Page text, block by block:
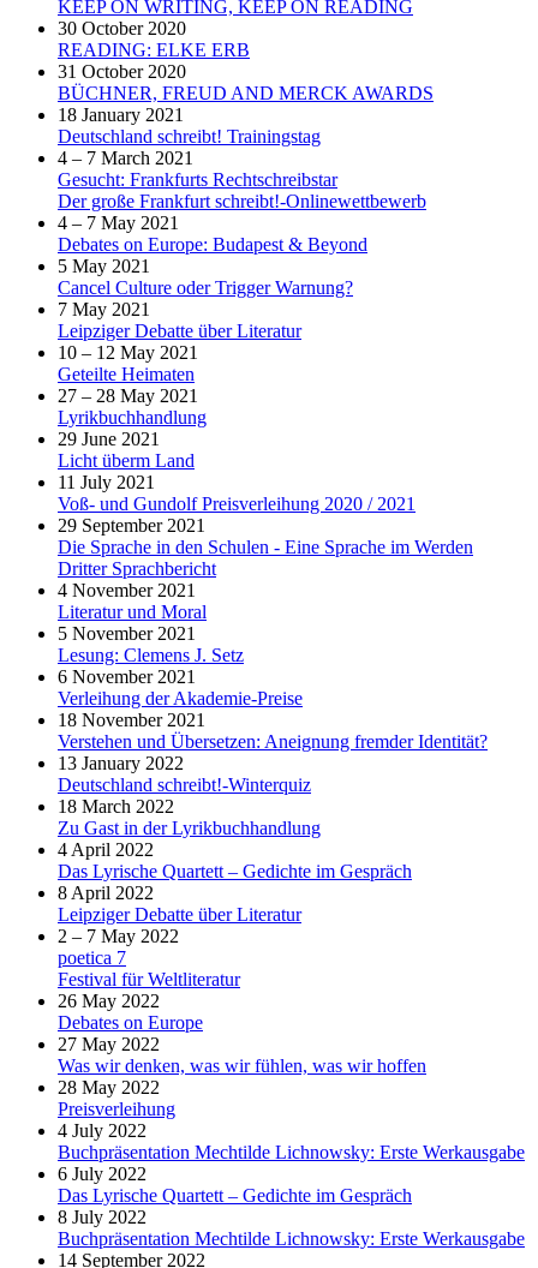
KEEP ON WRITING, KEEP ON READING
30 October 2020
READING: ELKE ERB
31 October 2020
BÜCHNER, FREUD AND MERCK AWARDS
18 January 2021
Deutschland schreibt! Trainingstag
4 – 7 March 2021
Gesucht: Frankfurts Rechtschreibstar
Der große Frankfurt schreibt!-Onlinewettbewerb
4 – 7 May 2021
Debates on Europe: Budapest & Beyond
5 May 2021
Cancel Culture oder Trigger Warnung?
7 May 2021
Leipziger Debatte über Literatur
10 – 12 May 2021
Geteilte Heimaten
27 – 28 May 2021
Lyrikbuchhandlung
29 June 2021
Licht überm Land
11 July 2021
Voß- und Gundolf Preisverleihung 2020 / 2021
29 September 2021
Die Sprache in den Schulen - Eine Sprache im Werden
Dritter Sprachbericht
4 November 2021
Literatur und Moral
5 November 2021
Lesung: Clemens J. Setz
6 November 2021
Verleihung der Akademie-Preise
18 November 2021
Verstehen und Übersetzen: Aneignung fremder Identität?
13 January 2022
Deutschland schreibt!-Winterquiz
18 March 2022
Zu Gast in der Lyrikbuchhandlung
4 April 2022
Das Lyrische Quartett – Gedichte im Gespräch
8 April 2022
Leipziger Debatte über Literatur
2 – 7 May 2022
poetica 7
Festival für Weltliteratur
26 May 2022
Debates on Europe
27 May 2022
Was wir denken, was wir fühlen, was wir hoffen
28 May 2022
Preisverleihung
4 July 2022
Buchpräsentation Mechtilde Lichnowsky: Erste Werkausgabe
6 July 2022
Das Lyrische Quartett – Gedichte im Gespräch
8 July 2022
Buchpräsentation Mechtilde Lichnowsky: Erste Werkausgabe
14 September 2022